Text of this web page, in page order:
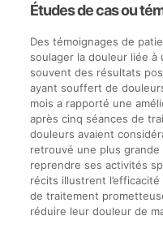
Études de cas ou
Des témoignages de
soulager la douleur liée à
souvent des résultats
ayant souffert de
mois a rapporté une
après cinq séances de
douleurs avaient
retrouvé une plus
reprendre ses activités
récits illustrent
de traitement
réduire leur douleur de